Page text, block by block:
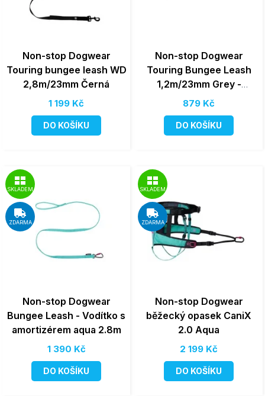
Non-stop Dogwear
Touring bungee leash WD
2,8m/23mm Černá
1 199 Kč
DO KOŠÍKU
Non-stop Dogwear
Touring Bungee Leash
1,2m/23mm Grey -
Vodítko s amortizérem
879 Kč
DO KOŠÍKU
SKLADEM
ZDARMA
Non-stop Dogwear
Bungee Leash - Vodítko s
amortizérem aqua 2.8m
1 390 Kč
DO KOŠÍKU
SKLADEM
ZDARMA
Non-stop Dogwear
běžecký opasek CaniX
2.0 Aqua
2 199 Kč
DO KOŠÍKU